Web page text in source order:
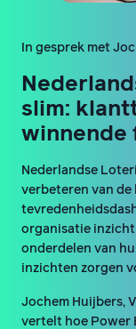
In gesprek met
slim:
winnende
Nederlandse
verbeteren van
organisatie inzicht
onderdelen van
inzichten zorgen
Jochem Huijbers,
vertelt hoe Power